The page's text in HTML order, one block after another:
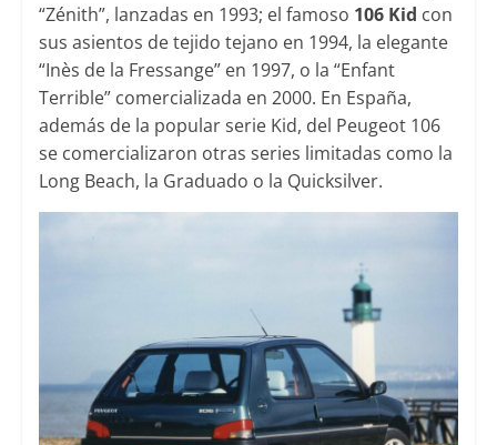
“Zénith”, lanzadas en 1993; el famoso 106 Kid con
sus asientos de tejido tejano en 1994, la elegante
“Inès de la Fressange” en 1997, o la “Enfant
Terrible” comercializada en 2000. En España,
además de la popular serie Kid, del Peugeot 106
se comercializaron otras series limitadas como la
Long Beach, la Graduado o la Quicksilver.